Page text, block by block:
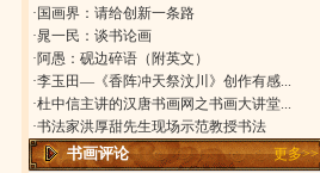
·国画界：请给创新一条路
·晁一民：谈书论画
·阿愚：砚边碎语（附英文）
·李玉田—《香阵冲天祭汶川》创作有感...
·杜中信主讲的汉唐书画网之书画大讲堂...
·书法家洪厚甜先生现场示范教授书法
书画评论 更多>>